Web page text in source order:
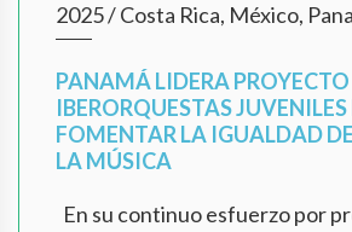
2025/Costa Rica, México,
PANAMÁ LIDERA PROYECTO
IBERORQUESTAS
FOMENTAR LA IGUALDAD
LA MÚSICA
En su continuo esfuerzo por